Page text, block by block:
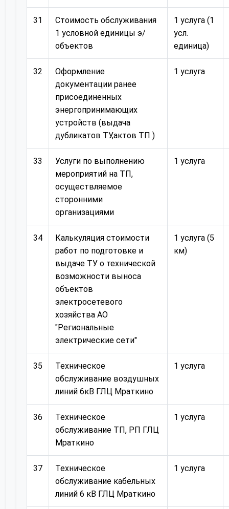
31
Стоимость обслуживания
1 условной единицы э/
объектов
1 услуга (1
усл.
единица)
32
Оформление
документации ранее
присоединенных
энергопринимающих
устройств (выдача
дубликатов ТУ,актов ТП )
1 услуга
33
Услуги по выполнению
мероприятий на ТП,
осуществляемое
сторонними
организациями
1 услуга
34
Калькуляция стоимости
работ по подготовке и
выдаче ТУ о технической
возможности выноса
объектов
электросетевого
хозяйства АО
"Региональные
электрические сети"
1 услуга (5
км)
35
Техническое
обслуживание воздушных
линий 6кВ ГЛЦ Мраткино
1 услуга
36
Техническое
обслуживание ТП, РП ГЛЦ
Мраткино
1 услуга
37
Техническое
обслуживание кабельных
линий 6 кВ ГЛЦ Мраткино
1 услуга